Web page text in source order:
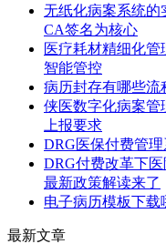
无纸化病案系统的
CA签名为核心
医疗耗材精细化
智能管控
病历封存有哪些流
侠医数字化病案管
上报要求
DRG医保付费管
DRG付费改革下
最新政策解读来了
电子病历模板下载
最新文章